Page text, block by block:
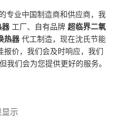
的专业中国制造商和供应商，我
器 工厂、自有品牌超临界二氧
热器 代工制造，现在沈氏节能
报价，我们会及时响应，我们
我们会为您提供更好的服务。
显示